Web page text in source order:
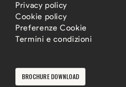
Privacy policy
Cookie policy
Preferenze Cookie
Termini e condizioni
BROCHURE DOWNLOAD